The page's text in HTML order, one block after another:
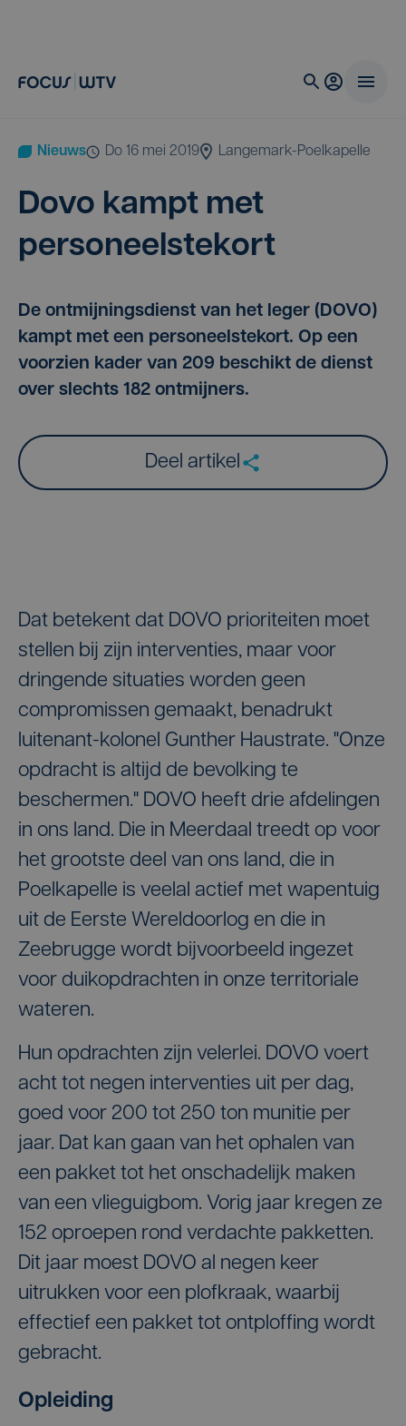
Nieuws do 16 mei 2019 Langemark-Poelkapelle
Dovo kampt met
personeelstekort
De ontmijningsdienst van het leger (DOVO)
kampt met een personeelstekort. Op een
voorzien kader van 209 beschikt de dienst
over slechts 182 ontmijners.
Deel artikel
Dat betekent dat DOVO prioriteiten moet
stellen bij zijn interventies, maar voor
dringende situaties worden geen
compromissen gemaakt, benadrukt
luitenant-kolonel Gunther Haustrate. "Onze
opdracht is altijd de bevolking te
beschermen." DOVO heeft drie afdelingen
in ons land. Die in Meerdaal treedt op voor
het grootste deel van ons land, die in
Poelkapelle is veelal actief met wapentuig
uit de Eerste Wereldoorlog en die in
Zeebrugge wordt bijvoorbeeld ingezet
voor duikopdrachten in onze territoriale
wateren.
Hun opdrachten zijn velerlei. DOVO voert
acht tot negen interventies uit per dag,
goed voor 200 tot 250 ton munitie per
jaar. Dat kan gaan van het ophalen van
een pakket tot het onschadelijk maken
van een vlieguigbom. Vorig jaar kregen ze
152 oproepen rond verdachte pakketten.
Dit jaar moest DOVO al negen keer
uitrukken voor een plofkraak, waarbij
effectief een pakket tot ontploffing wordt
gebracht.
Opleiding